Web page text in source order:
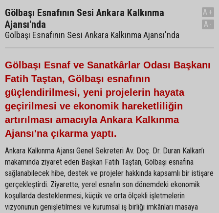
Gölbaşı Esnafının Sesi Ankara Kalkınma
Ajansı'nda
Gölbaşı Esnafının Sesi Ankara Kalkınma Ajansı'nda
A+
A-
Gölbaşı Esnaf ve Sanatkârlar Odası Başkanı
Fatih Taştan, Gölbaşı esnafının
güçlendirilmesi, yeni projelerin hayata
geçirilmesi ve ekonomik hareketliliğin
artırılması amacıyla Ankara Kalkınma
Ajansı'na çıkarma yaptı.
Ankara Kalkınma Ajansı Genel Sekreteri Av. Doç. Dr. Duran Kalkan’ı
makamında ziyaret eden Başkan Fatih Taştan, Gölbaşı esnafına
sağlanabilecek hibe, destek ve projeler hakkında kapsamlı bir istişare
gerçekleştirdi. Ziyarette, yerel esnafın son dönemdeki ekonomik
koşullarda desteklenmesi, küçük ve orta ölçekli işletmelerin
vizyonunun genişletilmesi ve kurumsal iş birliği imkânları masaya